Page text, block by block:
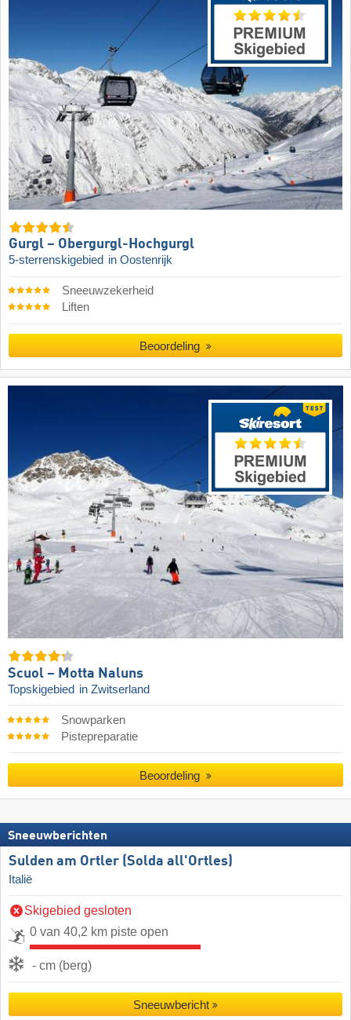
Gurgl – Obergurgl-Hochgurgl
5-sterrenskigebied in Oostenrijk
Sneeuwzekerheid
Liften
Beoordeling
Scuol – Motta Naluns
Topskigebied in Zwitserland
Snowparken
Pistepreparatie
Beoordeling
Sneeuwberichten
Sulden am Ortler (Solda all'Ortles)
Italië
Skigebied gesloten
0 van 40,2 km piste open
- cm (berg)
Sneeuwbericht